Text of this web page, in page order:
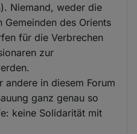
Niemand, weder die
des Orients
für die Verbrechen
zur
andere in diesem Forum
ganz genau so
keine Solidarität mit